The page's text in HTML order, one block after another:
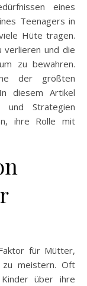
eines
Teenagers in
Hüte tragen.
verlieren und die
zu bewahren.
der größten
diesem Artikel
Strategien
ihre Rolle mit
für Mütter,
meistern. Oft
über ihre